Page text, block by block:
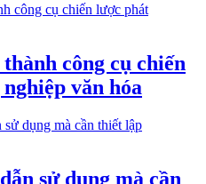
công cụ chiến
văn hóa
sử dụng mà cần